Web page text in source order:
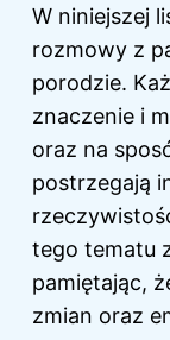
W niniejszej
rozmowy z
porodzie.
znaczenie i
oraz na
postrzegają
tego tematu
pamiętając,
zmian oraz